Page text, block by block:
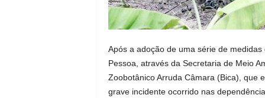
Após a adoção de uma série de
Pessoa, através da Secretaria de Meio
Zoobotânico Arruda Câmara (Bica), que
grave incidente ocorrido nas